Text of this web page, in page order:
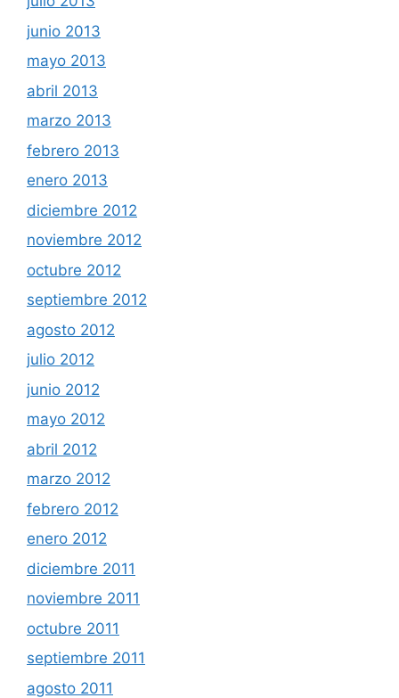
junio 2013
mayo 2013
abril 2013
marzo 2013
febrero 2013
enero 2013
diciembre 2012
noviembre 2012
octubre 2012
septiembre 2012
agosto 2012
julio 2012
junio 2012
mayo 2012
abril 2012
marzo 2012
febrero 2012
enero 2012
diciembre 2011
noviembre 2011
octubre 2011
septiembre 2011
agosto 2011